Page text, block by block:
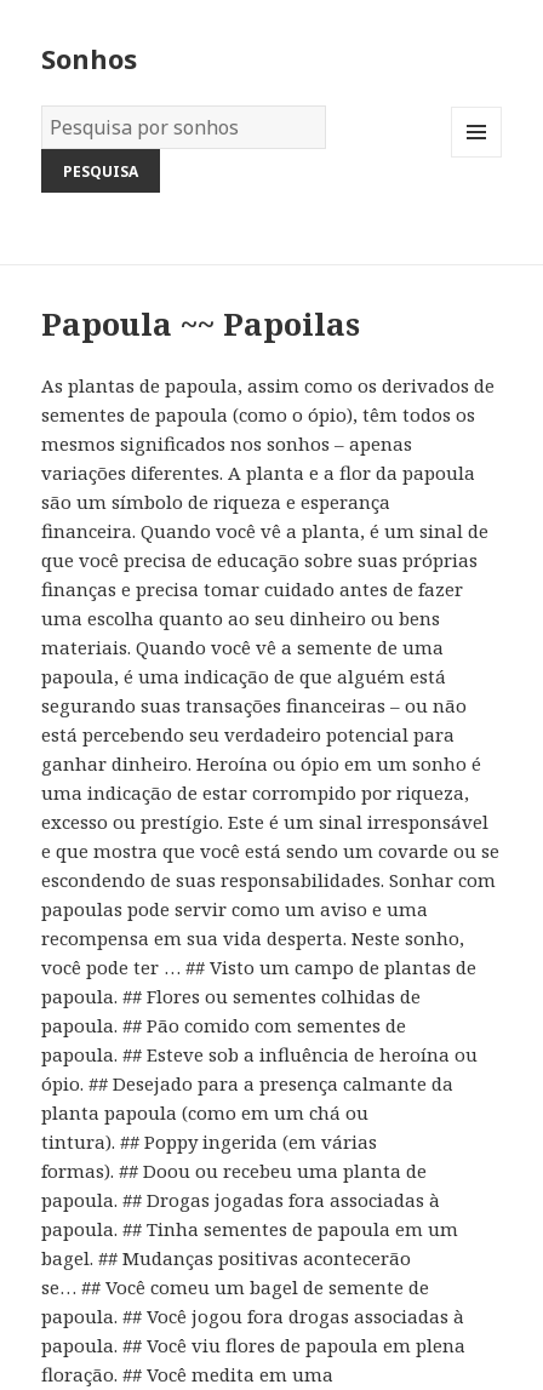
Sonhos
Dicionário
dos
Sonhos:
Papoula ~~ Papoilas
As plantas de papoula, assim como os derivados de
sementes de papoula (como o ópio), têm todos os
mesmos significados nos sonhos – apenas
variações diferentes. A planta e a flor da papoula
são um símbolo de riqueza e esperança
financeira. Quando você vê a planta, é um sinal de
que você precisa de educação sobre suas próprias
finanças e precisa tomar cuidado antes de fazer
uma escolha quanto ao seu dinheiro ou bens
materiais. Quando você vê a semente de uma
papoula, é uma indicação de que alguém está
segurando suas transações financeiras – ou não
está percebendo seu verdadeiro potencial para
ganhar dinheiro. Heroína ou ópio em um sonho é
uma indicação de estar corrompido por riqueza,
excesso ou prestígio. Este é um sinal irresponsável
e que mostra que você está sendo um covarde ou se
escondendo de suas responsabilidades. Sonhar com
papoulas pode servir como um aviso e uma
recompensa em sua vida desperta. Neste sonho,
você pode ter … ## Visto um campo de plantas de
papoula. ## Flores ou sementes colhidas de
papoula. ## Pão comido com sementes de
papoula. ## Esteve sob a influência de heroína ou
ópio. ## Desejado para a presença calmante da
planta papoula (como em um chá ou
tintura). ## Poppy ingerida (em várias
formas). ## Doou ou recebeu uma planta de
papoula. ## Drogas jogadas fora associadas à
papoula. ## Tinha sementes de papoula em um
bagel. ## Mudanças positivas acontecerão
se… ## Você comeu um bagel de semente de
papoula. ## Você jogou fora drogas associadas à
papoula. ## Você viu flores de papoula em plena
floração. ## Você medita em uma